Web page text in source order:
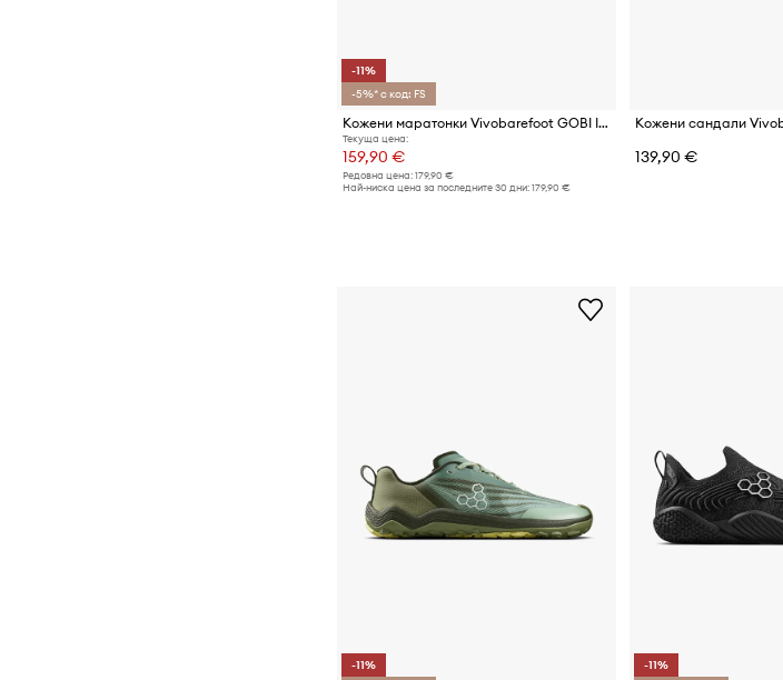
-11%
-5%* с код: FS
Кожени маратонки Vivobarefoot GOBI II PREMIUM LEATHER
Текуща цена:
159,90 €
Редовна цена: 179,90 €
Най-ниска цена за последните 30 дни: 179,90 €
139,90 €
-11%
-11%